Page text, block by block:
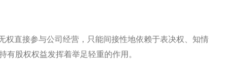
权直接参与公司经营，只能间接性地依赖于表决权、知情
股权权益发挥着举足轻重的作用。